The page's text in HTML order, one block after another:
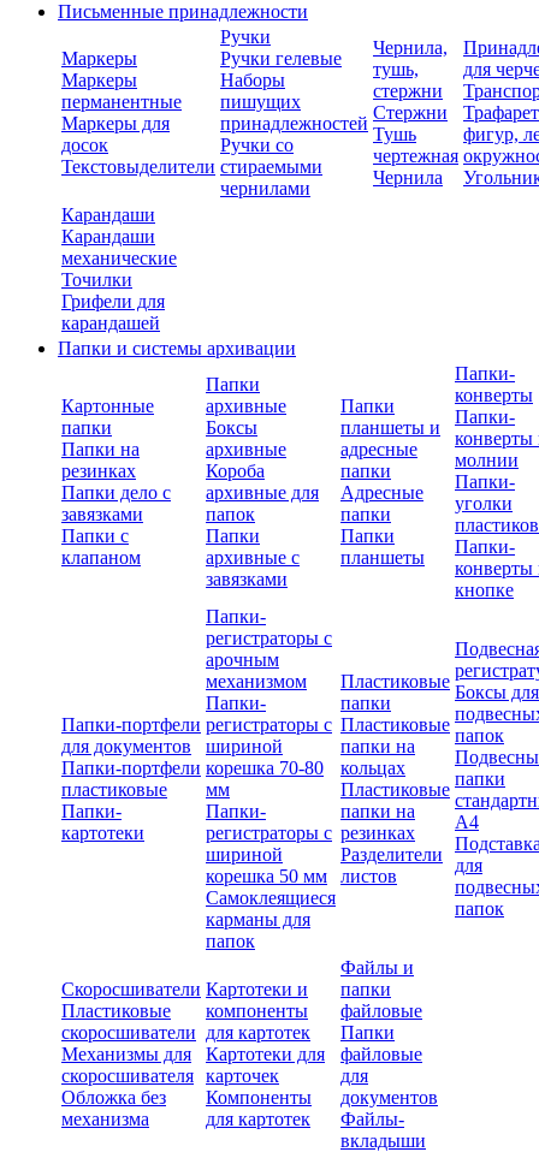
Письменные принадлежности
Маркеры
Маркеры
перманентные
Маркеры для
досок
Текстовыделители
Ручки
Ручки гелевые
Наборы
пишущих
принадлежностей
Ручки со
стираемыми
чернилами
Чернила,
тушь,
стержни
Стержни
Тушь
чертежная
Чернила
для
фигур,
Карандаши
Карандаши
механические
Точилки
Грифели для
карандашей
Папки и системы архивации
Картонные
папки
Папки на
резинках
Папки дело с
завязками
Папки с
клапаном
Папки
архивные
Боксы
архивные
Короба
архивные для
папок
Папки
архивные с
завязками
Папки
планшеты и
адресные
папки
Адресные
папки
Папки
планшеты
Папки-
конверты
Папки-
конверты
молнии
Папки-
уголки
Папки-
конверты
кнопке
Папки-портфели
для документов
Папки-портфели
пластиковые
Папки-
картотеки
Папки-
регистраторы с
арочным
механизмом
Папки-
регистраторы с
шириной
корешка 70-80
мм
Папки-
регистраторы с
шириной
корешка 50 мм
Самоклеящиеся
карманы для
папок
Пластиковые
папки
Пластиковые
папки на
кольцах
Пластиковые
папки на
резинках
Разделители
листов
Боксы для
папок
папки
А4
для
папок
Скоросшиватели
Пластиковые
скоросшиватели
Механизмы для
скоросшивателя
Обложка без
механизма
Картотеки и
компоненты
для картотек
Картотеки для
карточек
Компоненты
для картотек
Файлы и
папки
файловые
Папки
файловые
для
документов
Файлы-
вкладыши